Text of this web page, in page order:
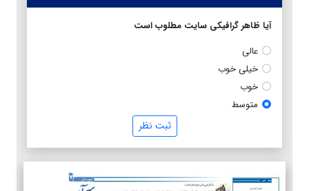
آیا ظاهر گرافیکی سایت مطلوب است
عالی
خیلی خوب
خوب
متوسط
ثبت نظر